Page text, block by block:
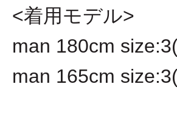
<着用モデル>
man 180cm
man 165cm